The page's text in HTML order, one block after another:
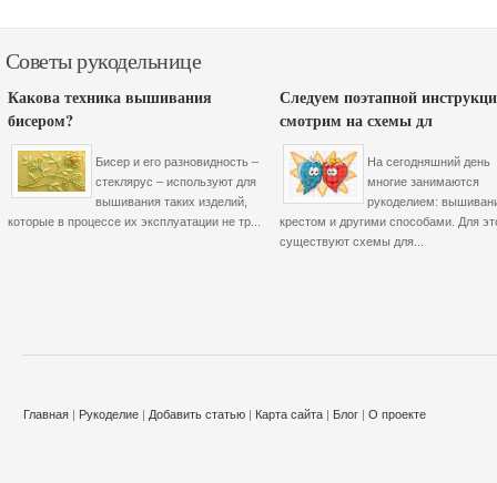
Советы рукодельнице
Какова техника вышивания
бисером?
Бисер и его разновидность –
стеклярус – используют для
вышивания таких изделий,
которые в процессе их эксплуатации не тр...
Следуем поэтапной
смотрим на схемы дл
На сегодняшний день
многие занимаются
рукоделием:
крестом и другими способами. Для
существуют схемы для...
Главная | Рукоделие | Добавить статью | Карта сайта | Блог | О проекте